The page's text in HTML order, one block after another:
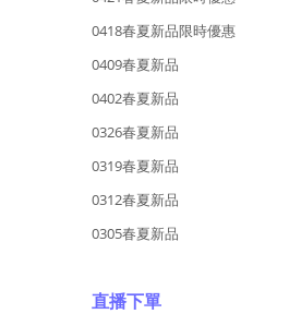
0418春夏新品限時優惠
0409春夏新品
0402春夏新品
0326春夏新品
0319春夏新品
0312春夏新品
0305春夏新品
直播下單